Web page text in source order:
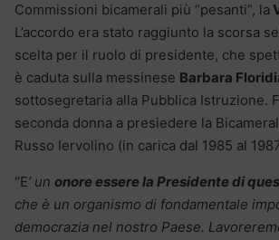
Commissioni bicamerali più “pesanti”, la
L’accordo era stato raggiunto la scorsa
scelta per il ruolo di presidente, che
è caduta sulla messinese Barbara
sottosegretaria alla Pubblica Istruzione.
seconda donna a presiedere la
Russo Iervolino (in carica dal 1985 al
“E’ un onore essere la Presidente di
che è un organismo di fondamentale
democrazia nel nostro Paese.